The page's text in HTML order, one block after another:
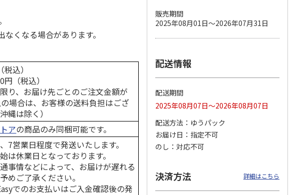
飛び散
・抗菌サ
込)
無添加良品 カムカ
ムデンタルコーン
ぐるぐるボーン型 S
…
470円
(送料別・税込)
銀のスプーン パウ
こ用 まぐろ・かつ
おに
120円
(送料別・税込)
ペット線香 虹のか
ローラルの香り
590円
(送料別・税込)
CIAO 香り立つクラ
くなる場合があります。
込）
（税込）
り、お届け先ごとのご注文金額が
場合は、お客様の送料負担はござ
縄は除く）
アの商品のみ同梱可能です。
7営業日程度で発送いたします。
休業日となっております。
事情などによって、お届けが遅れる
めご了承ください。
でのお支払いはご入金確認後の発
販売期間
2025年08月01日～2026年07月31日
配送情報
配送期間
2025年08月07日～2026年08月07日
配送方法
ゆうパック
お届け日
指定不可
のし
対応不可
決済方法 詳細はこちら